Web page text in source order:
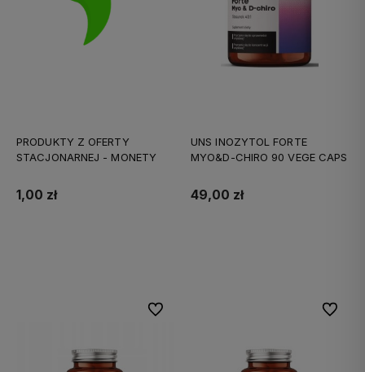
PRODUKTY Z OFERTY
STACJONARNEJ - MONETY
1,00 zł
UNS INOZYTOL FORTE
MYO&D-CHIRO 90 VEGE CAPS
49,00 zł
Do ulubionych Do